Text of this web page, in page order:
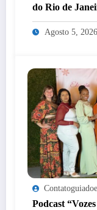
do Rio de
Agosto 5, 2026
Podcast